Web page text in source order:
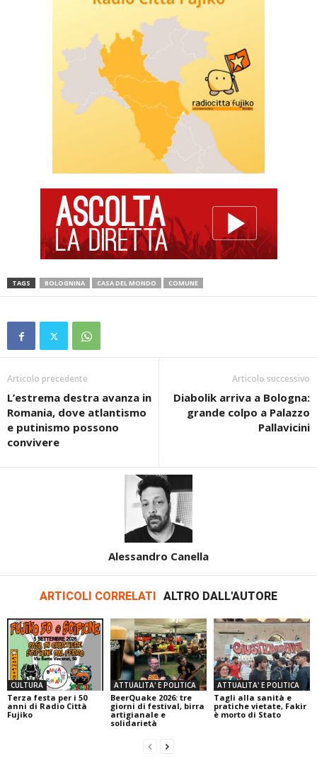
TAGS BOLOGNINA CASA DEL MONDO COMUNE
Articolo precedente
L’estrema destra avanza in
Romania, dove atlantismo
e putinismo possono
convivere
Articolo successivo
Diabolik arriva a Bologna:
grande colpo a Palazzo
Pallavicini
Alessandro Canella
ARTICOLI CORRELATI ALTRO DALL'AUTORE
CULTURA
Terza festa per i 50
anni di Radio Città
Fujiko
ATTUALITA' E POLITICA
BeerQuake 2026: tre
giorni di festival, birra
artigianale e
solidarietà
ATTUALITA' E POLITICA
Tagli alla sanità e
pratiche vietate, Fakir
è morto di Stato